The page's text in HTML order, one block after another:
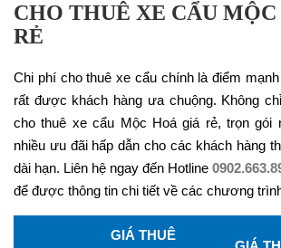
CHO THUÊ XE CẨU
RẺ
Chi phí cho thuê xe cẩu chính là điểm
rất được khách hàng ưa chuộng. Không
cho thuê xe cẩu Mộc Hoá giá rẻ, trọn gói
nhiều ưu đãi hấp dẫn cho các khách hàng
dài hạn. Liên hệ ngay đến Hotline
để được thông tin chi tiết về các chương
GIÁ THUÊ